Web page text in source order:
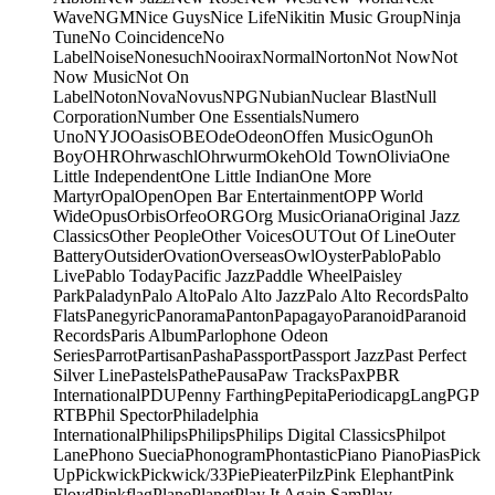
WaveNGMNice GuysNice LifeNikitin Music GroupNinja
TuneNo CoincidenceNo
LabelNoiseNonesuchNooiraxNormalNortonNot NowNot
Now MusicNot On
LabelNotonNovaNovusNPGNubianNuclear BlastNull
CorporationNumber One EssentialsNumero
UnoNYJOOasisOBEOdeOdeonOffen MusicOgunOh
BoyOHROhrwaschlOhrwurmOkehOld TownOliviaOne
Little IndependentOne Little IndianOne More
MartyrOpalOpenOpen Bar EntertainmentOPP World
WideOpusOrbisOrfeoORGOrg MusicOrianaOriginal Jazz
ClassicsOther PeopleOther VoicesOUTOut Of LineOuter
BatteryOutsiderOvationOverseasOwlOysterPabloPablo
LivePablo TodayPacific JazzPaddle WheelPaisley
ParkPaladynPalo AltoPalo Alto JazzPalo Alto RecordsPalto
FlatsPanegyricPanoramaPantonPapagayoParanoidParanoid
RecordsParis AlbumParlophone Odeon
SeriesParrotPartisanPashaPassportPassport JazzPast Perfect
Silver LinePastelsPathePausaPaw TracksPaxPBR
InternationalPDUPenny FarthingPepitaPeriodicapgLangPGP
RTBPhil SpectorPhiladelphia
InternationalPhilipsPhilipsPhilips Digital ClassicsPhilpot
LanePhono SueciaPhonogramPhontasticPiano PianoPiasPick
UpPickwickPickwick/33PiePieaterPilzPink ElephantPink